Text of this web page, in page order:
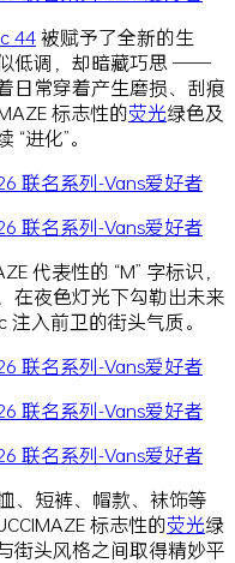
44被赋予了全新的生
低调，却暗藏巧思 ——
日常穿着产生磨损、刮痕
标志性的荧光绿色及
进化”。
代表性的 “M” 字标识，
在夜色灯光下勾勒出未来
入前卫的街头气质。
、短裤、帽款、袜饰等
标志性的荧光绿
街头风格之间取得精妙平